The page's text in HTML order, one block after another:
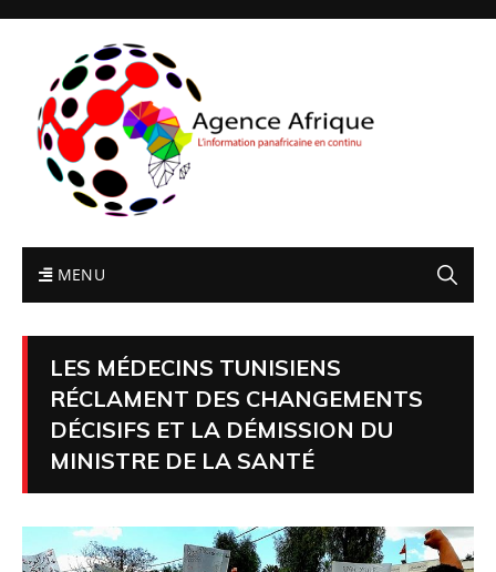
MENU
LES MÉDECINS TUNISIENS
RÉCLAMENT DES CHANGEMENTS
DÉCISIFS ET LA DÉMISSION DU
MINISTRE DE LA SANTÉ